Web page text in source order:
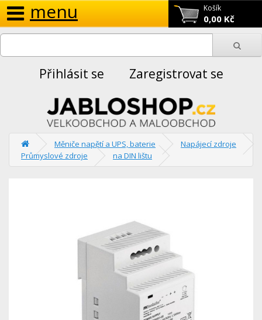
Košík
0,00 Kč
menu
Přihlásit se Zaregistrovat se
Měniče napětí a UPS, baterie
Napájecí zdroje
Průmyslové zdroje
na DIN lištu